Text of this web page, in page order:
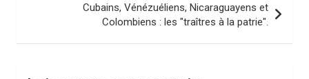
a
Cubains, Vénézuéliens, Nicaraguayens et
Colombiens : les "traîtres à la patrie".